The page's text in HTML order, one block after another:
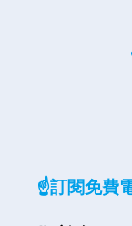
☝️訂閱免費